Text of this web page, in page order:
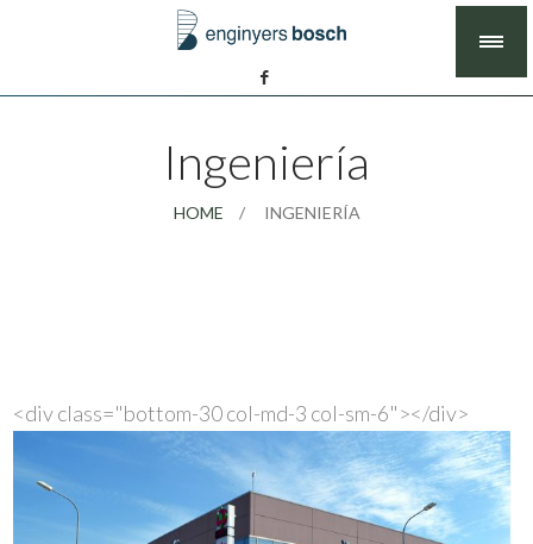
Ingeniería
HOME INGENIERÍA
<div class="bottom-30 col-md-3 col-sm-6"></div>